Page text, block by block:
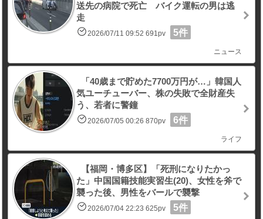
送先の病院で死亡 バイク運転の男は逃
走
2026/07/11 09:52 691pv 5件
ニュース
「40歳まで貯めた7700万円が…」韓国人
気ユーチューバー、株の失敗で全財産失
う、若者に警鐘
2026/07/05 00:26 870pv 6件
ライフ
【福岡・博多区】「死刑になりたかっ
た」中国国籍技能実習生(20)、女性を斧で
襲った後、男性をバールで襲撃
2026/07/04 22:23 625pv 5件